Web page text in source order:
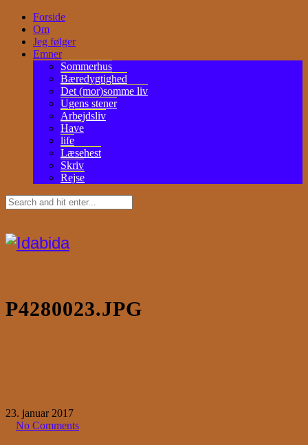
Forside
Om
Jeg følger
Emner
Sommerhus
Bæredygtighed
Det (mor)somme liv
Ugens stener
Arbejdsliv
Have
life
Læsehest
Skriv
Rejse
P4280023.JPG
23. januar 2017
No Comments